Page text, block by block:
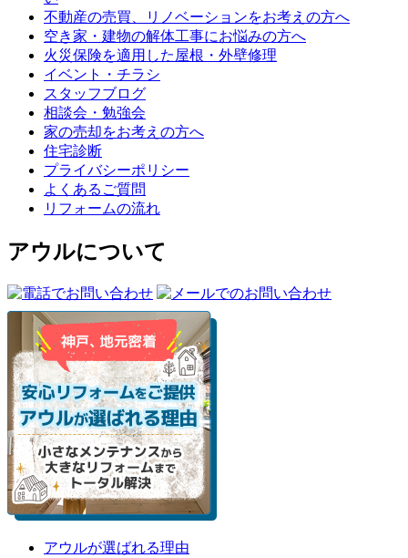
不動産の売買、リノベーションをお考えの方へ
空き家・建物の解体工事にお悩みの方へ
火災保険を適用した屋根・外壁修理
イベント・チラシ
スタッフブログ
相談会・勉強会
家の売却をお考えの方へ
住宅診断
プライバシーポリシー
よくあるご質問
リフォームの流れ
アウルについて
アウルが選ばれる理由